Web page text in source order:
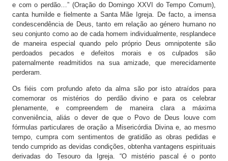
e com o perdão…” (Oração do Domingo XXVI do Tempo Comum),
canta humilde e fielmente a Santa Mãe Igreja. De facto, a imensa
condescendência de Deus, tanto em relação ao género humano no
seu conjunto como ao de cada homem individualmente, resplandece
de maneira especial quando pelo próprio Deus omnipotente são
perdoados pecados e defeitos morais e os culpados são
paternalmente readmitidos na sua amizade, que merecidamente
perderam.
Os fiéis com profundo afeto da alma são por isto atraídos para
comemorar os mistérios do perdão divino e para os celebrar
plenamente, e compreendem de maneira clara a máxima
conveniência, aliás o dever de que o Povo de Deus louve com
fórmulas particulares de oração a Misericórdia Divina e, ao mesmo
tempo, cumpra com sentimentos de gratidão as obras pedidas e
tendo cumprido as devidas condições, obtenha vantagens espirituais
derivadas do Tesouro da Igreja. “O mistério pascal é o ponto